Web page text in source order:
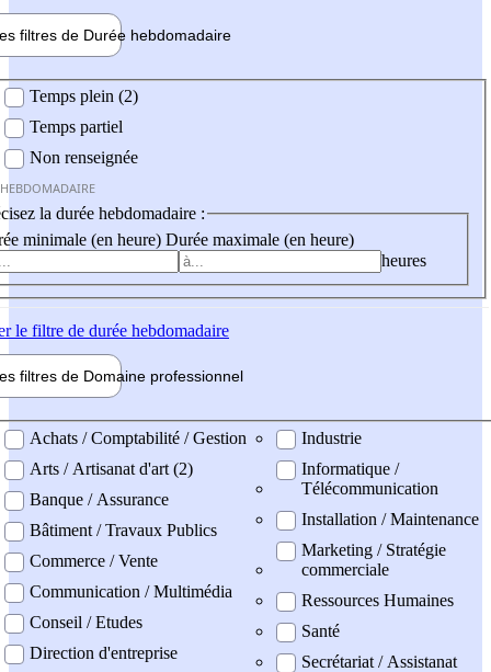
filtres de Durée hebdomadaire
Temps plein (2)
Temps partiel
Non renseignée
la durée hebdomadaire :
minimale (en heure) Durée maximale (en heure)
heures
le filtre de durée hebdomadaire
filtres de Domaine professionnel
professionel
Achats / Comptabilité / Gestion
Arts / Artisanat d'art (2)
Banque / Assurance
Bâtiment / Travaux Publics
Commerce / Vente
Communication / Multimédia
Conseil / Etudes
Direction d'entreprise
Industrie
Informatique /
Télécommunication
Installation / Maintenance
Marketing / Stratégie
commerciale
Ressources Humaines
Santé
Secrétariat / Assistanat